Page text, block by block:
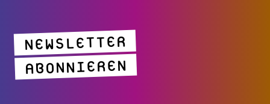
NEWSLETTER
ABONNIEREN